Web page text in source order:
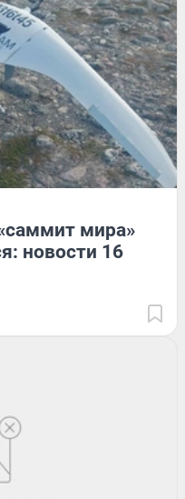
мира»
новости 16